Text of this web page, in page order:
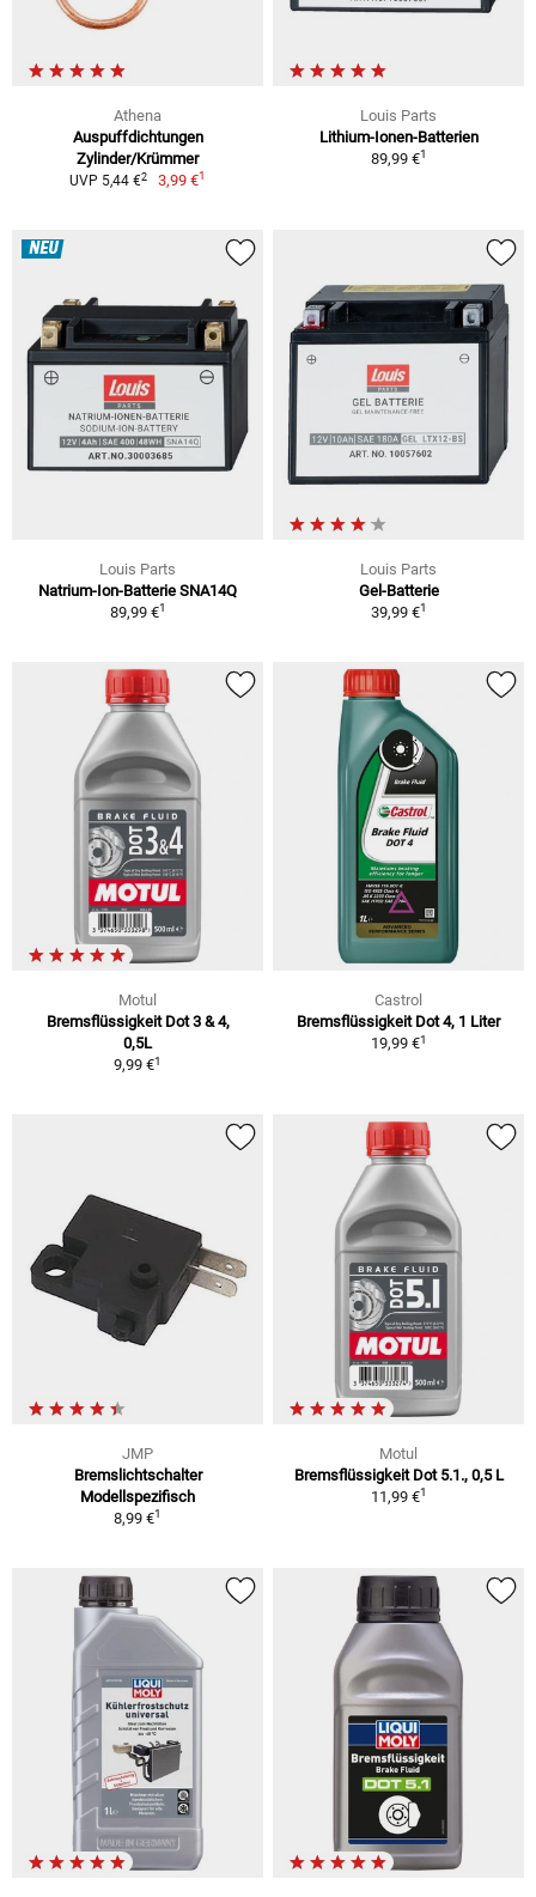
Athena
Auspuffdichtungen
Zylinder/Krümmer
UVP 5,44 €2 3,99 €1
Louis Parts
Lithium-Ionen-Batterien
89,99 €1
NEU
Louis Parts
Natrium-Ion-Batterie SNA14Q
89,99 €1
Louis Parts
Gel-Batterie
39,99 €1
Motul
Bremsflüssigkeit Dot 3 & 4,
0,5L
9,99 €1
Castrol
Bremsflüssigkeit Dot 4, 1 Liter
19,99 €1
JMP
Bremslichtschalter
Modellspezifisch
8,99 €1
Motul
Bremsflüssigkeit Dot 5.1., 0,5 L
11,99 €1